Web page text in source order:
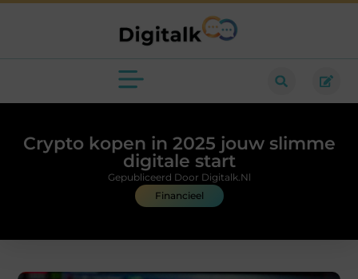
Crypto kopen in 2025 jouw slimme
digitale start
Financieel
Gepubliceerd Door Digitalk.nl